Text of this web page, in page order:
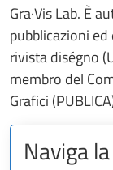
Gra·Vis Lab. È
pubblicazioni
rivista diségno
membro del
Grafici
Naviga